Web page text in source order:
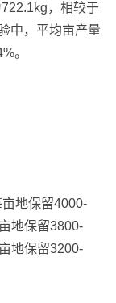
，相较于
中，平均亩产量
。
地保留4000-
地保留3800-
地保留3200-